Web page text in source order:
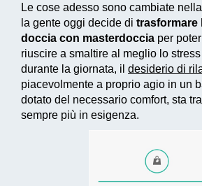
Le cose adesso sono cambiate
la gente oggi decide di trasformare
doccia con masterdoccia per
riuscire a smaltire al meglio lo
durante la giornata, il desiderio di
piacevolmente a proprio agio in un
dotato del necessario comfort, sta
sempre più in esigenza.